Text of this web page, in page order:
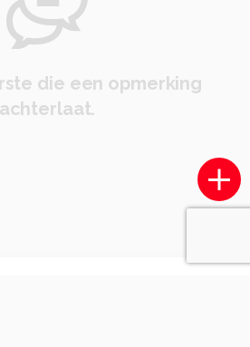
die een opmerking
achterlaat.